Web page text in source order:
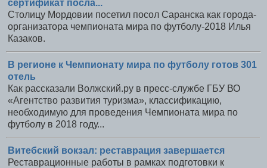
сертификат посла...
Столицу Мордовии посетил посол Саранска как города-
организатора чемпионата мира по футболу-2018 Илья
Казаков.
В регионе к Чемпионату мира по футболу готов 301
отель
Как рассказали Волжский.ру в пресс-службе ГБУ ВО
«Агентство развития туризма», классификацию,
необходимую для проведения Чемпионата мира по
футболу в 2018 году...
Витебский вокзал: реставрация завершается
Реставрационные работы в рамках подготовки к